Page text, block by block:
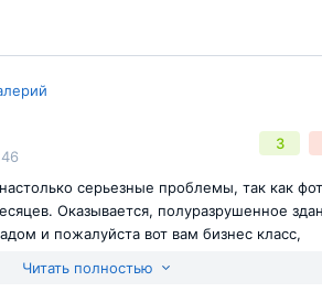
@Валерий
3
серьезные проблемы, так как
Оказывается, полуразрушенное
и пожалуйста вот вам бизнес класс,
со своего сайта.
Читать полностью